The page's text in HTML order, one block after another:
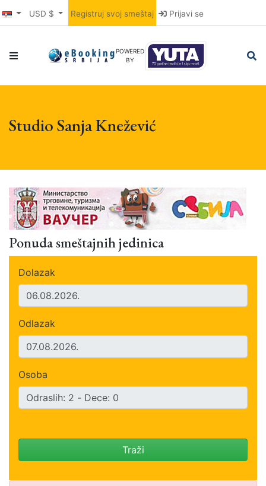
USD $ Registruj svoj smeštaj Prijavi se
POWERED
BY
Studio Sanja Knežević
Ponuda smeštajnih jedinica
Dolazak
Odlazak
Osoba
Traži